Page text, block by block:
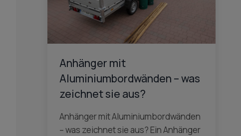
Anhänger mit
Aluminiumbordwänden – was
zeichnet sie aus?
Anhänger mit Aluminiumbordwänden
– was zeichnet sie aus? Ein Anhänger